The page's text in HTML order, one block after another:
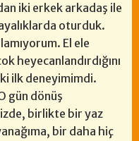
iki erkek arkadaş ile
oturduk.
El ele
heyecanlandırdığını
ilk deneyimimdi.
gün dönüş
birlikte bir yaz
bir daha hiç